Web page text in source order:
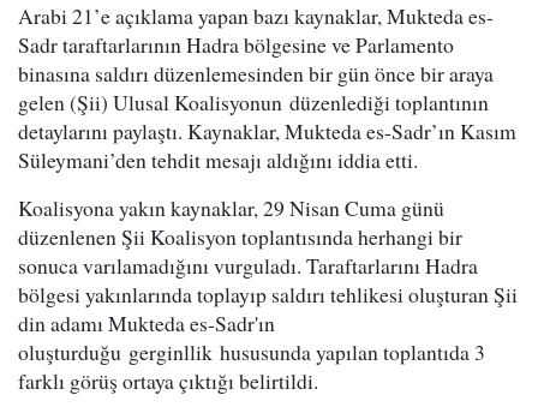
Arabi 21’e açıklama yapan bazı kaynaklar, Mukteda es-
Sadr taraftarlarının Hadra bölgesine ve Parlamento
binasına saldırı düzenlemesinden bir gün önce bir araya
gelen (Şii) Ulusal Koalisyonun düzenlediği toplantının
detaylarını paylaştı. Kaynaklar, Mukteda es-Sadr’ın Kasım
Süleymani’den tehdit mesajı aldığını iddia etti.
Koalisyona yakın kaynaklar, 29 Nisan Cuma günü
düzenlenen Şii Koalisyon toplantısında herhangi bir
sonuca varılamadığını vurguladı. Taraftarlarını Hadra
bölgesi yakınlarında toplayıp saldırı tehlikesi oluşturan Şii
din adamı Mukteda es-Sadr'ın
oluşturduğu gerginllik hususunda yapılan toplantıda 3
farklı görüş ortaya çıktığı belirtildi.